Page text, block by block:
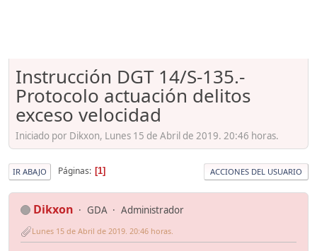
Instrucción DGT 14/S-135.-
Protocolo actuación delitos
exceso velocidad
Iniciado por Dikxon, Lunes 15 de Abril de 2019. 20:46 horas.
IR ABAJO Páginas 1 ACCIONES DEL USUARIO
Dikxon GDA Administrador
Lunes 15 de Abril de 2019. 20:46 horas.